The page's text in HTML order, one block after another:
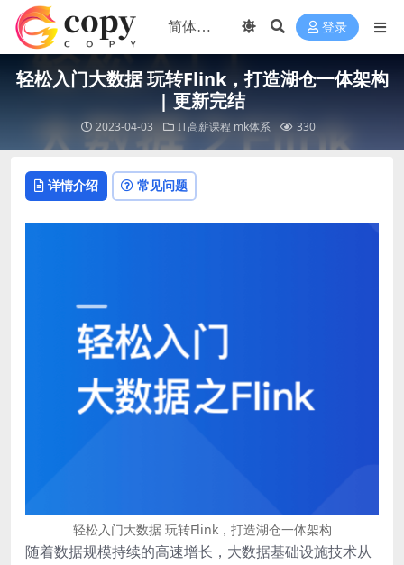
登录
轻松入门大数据 玩转Flink，打造湖仓一体架构
| 更新完结
2023-04-03 IT高薪课程 mk体系 330
详情介绍 常见问题
轻松入门大数据 玩转Flink，打造湖仓一体架构
随着数据规模持续的高速增长，大数据基础设施技术从